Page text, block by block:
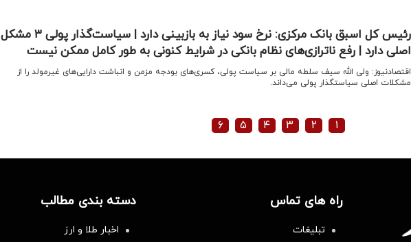
رئیس کل اسبق بانک مرکزی: نرخ سود نیاز به بازبینی دارد | سیاست‌گذار پولی ۳ مشکل
اصلی دارد | رفع ناترازی‌های نظام بانکی در شرایط کنونی به طور کامل ممکن نیست
اقتصادنیوز: ولی الله سیف سلطه مالی بر سیاست پولی، کسری‌های بودجه مزمن و انباشت دارایی‌های غیرمولد را از
مشکلات اصلی سیاستگذار پولی می‌داند.
۱ ۲ ۳ ۴ ۵ ۶
راه های تماس
تبلیغات
دسته بندی مطالب
اخبار طلا و ارز